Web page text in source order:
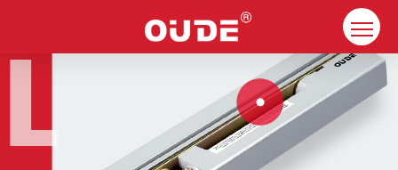
Ferme-porte